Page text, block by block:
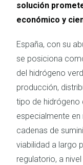
solución
económico y
España, con su
se posiciona
del hidrógeno
producción,
tipo de hidrógeno
especialmente
cadenas de
viabilidad a largo
regulatorio, a